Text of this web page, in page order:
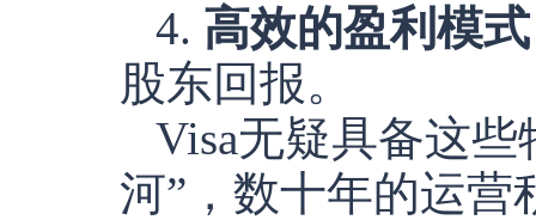
4. 高效的盈利模
股东回报。
Visa无疑具备这
河”，数十年的运